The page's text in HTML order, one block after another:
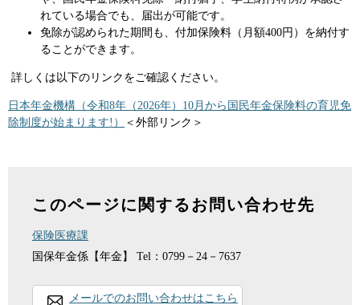
れている場合でも、届出が可能です。
免除が認められた期間も、付加保険料（月額400円）を納付す
ることができます。
詳しくは以下のリンクをご確認ください。
日本年金機構（令和8年（2026年）10月から国民年金保険料の育児免
除制度が始まります!）
＜外部リンク＞
このページに関するお問い合わせ先
保険医療課
国保年金係【年金】
Tel：0799－24－7637
メールでのお問い合わせはこちら